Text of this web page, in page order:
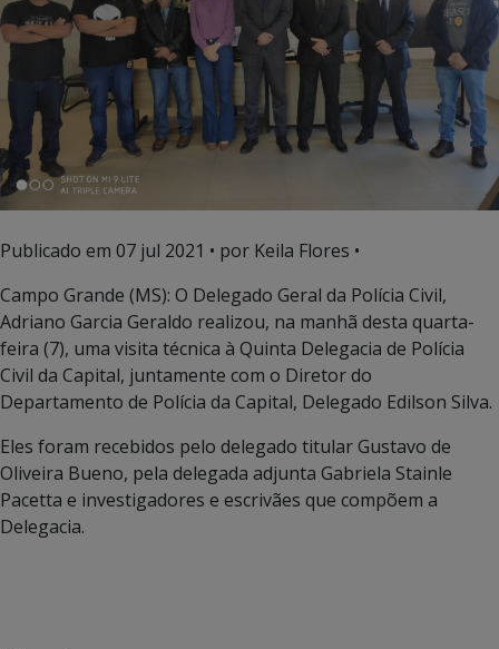
Publicado em 07 jul 2021 • por Keila Flores •
Campo Grande (MS): O Delegado Geral da Polícia Civil,
Adriano Garcia Geraldo realizou, na manhã desta quarta-
feira (7), uma visita técnica à Quinta Delegacia de Polícia
Civil da Capital, juntamente com o Diretor do
Departamento de Polícia da Capital, Delegado Edilson Silva.
Eles foram recebidos pelo delegado titular Gustavo de
Oliveira Bueno, pela delegada adjunta Gabriela Stainle
Pacetta e investigadores e escrivães que compõem a
Delegacia.